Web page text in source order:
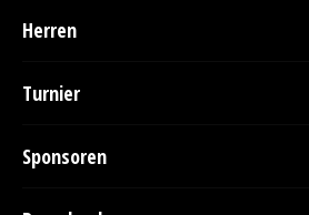
Herren
Turnier
Sponsoren